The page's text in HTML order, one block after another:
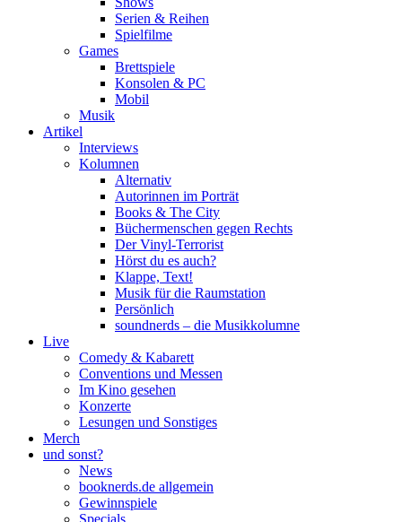
Serien & Reihen
Spielfilme
Games
Brettspiele
Konsolen & PC
Mobil
Musik
Artikel
Interviews
Kolumnen
Alternativ
Autorinnen im Porträt
Books & The City
Büchermenschen gegen Rechts
Der Vinyl-Terrorist
Hörst du es auch?
Klappe, Text!
Musik für die Raumstation
Persönlich
soundnerds – die Musikkolumne
Live
Comedy & Kabarett
Conventions und Messen
Im Kino gesehen
Konzerte
Lesungen und Sonstiges
Merch
und sonst?
News
booknerds.de allgemein
Gewinnspiele
Specials